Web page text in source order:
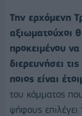
Την ερχόμενη
αξιωματούχοι
προκειμένου
διερευνήσει
ποιος είναι
του κόμματος
ψήφους